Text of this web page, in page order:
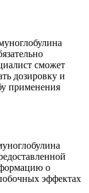
сможет
дозировку и
применения
о
эффектах